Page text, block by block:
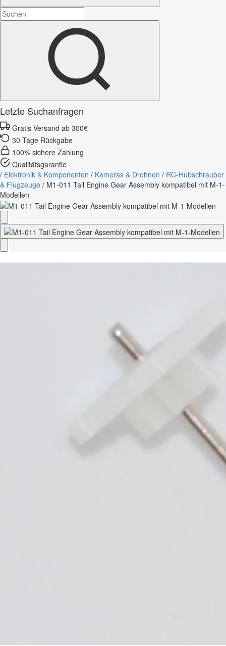
Letzte Suchanfragen
Gratis Versand ab 300€
30 Tage Rückgabe
100% sichere Zahlung
Qualitätsgarantie
/ Elektronik & Komponenten / Kameras & Drohnen / RC-Hubschrauber
& Flugzeuge / M1-011 Tail Engine Gear Assembly kompatibel mit M-1-
Modellen